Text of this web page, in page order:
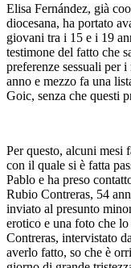
Elisa Fernández, già
diocesana, ha portato
giovani tra i 15 e i 19
testimone del fatto che
preferenze sessuali per
anno e mezzo fa una
Goic, senza che questi
Per questo, alcuni mesi
con il quale si è fatta
Pablo e ha preso
Rubio Contreras, 54
inviato al presunto
erotico e una foto che
Contreras, intervistato
averlo fatto, so che è